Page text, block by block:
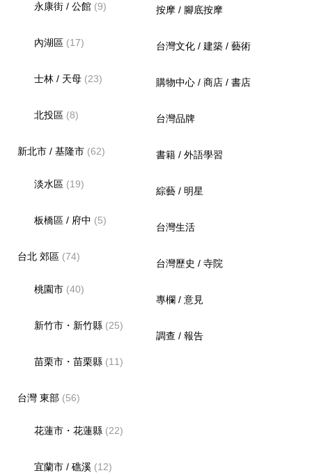
永康街 / 公館 (9)
內湖區 (17)
士林 / 天母 (23)
北投區 (8)
新北市 / 基隆市(62)
淡水區 (19)
板橋區 / 府中 (5)
台北 郊區(74)
桃園市 (40)
新竹市・新竹縣 (25)
苗栗市・苗栗縣 (11)
台灣 東部(56)
花蓮市・花蓮縣 (22)
宜蘭市 / 礁溪 (12)
按摩 / 腳底按摩
台灣文化 / 建築 / 藝術
購物中心 / 商店 / 書店
台灣品牌
書籍 / 外語學習
綜藝 / 明星
台灣生活
台灣歷史 / 寺院
專欄 / 意見
調查 / 報告